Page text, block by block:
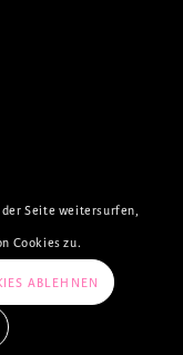
Seite weitersurfen,
Cookies zu.
ABLEHNEN